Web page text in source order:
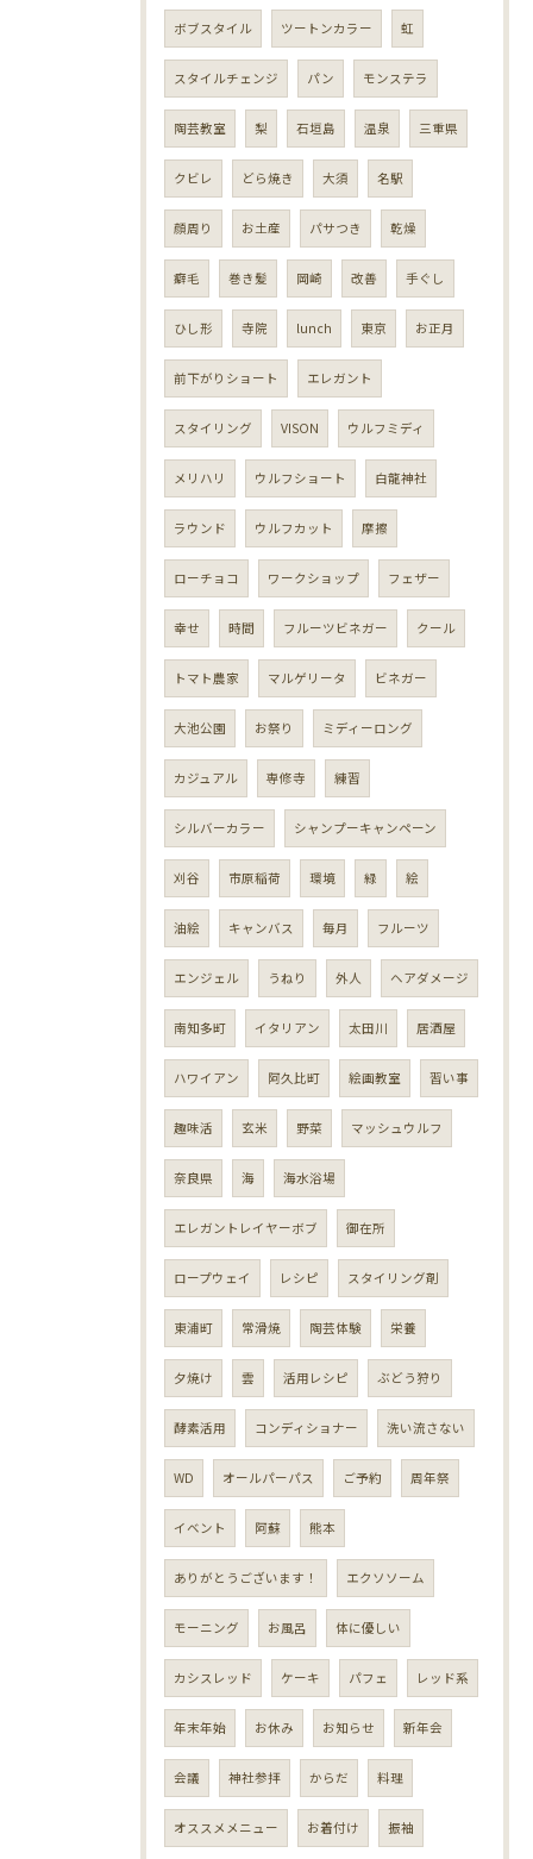
ボブスタイル ツートンカラー 虹
スタイルチェンジ パン モンステラ
陶芸教室 梨 石垣島 温泉 三重県
クビレ どら焼き 大須 名駅
顔周り お土産 パサつき 乾燥
癖毛 巻き髪 岡崎 改善 手ぐし
ひし形 寺院 lunch 東京 お正月
前下がりショート エレガント
スタイリング VISON ウルフミディ
メリハリ ウルフショート 白龍神社
ラウンド ウルフカット 摩擦
ローチョコ ワークショップ フェザー
幸せ 時間 フルーツビネガー クール
トマト農家 マルゲリータ ビネガー
大池公園 お祭り ミディーロング
カジュアル 専修寺 練習
シルバーカラー シャンプーキャンペーン
刈谷 市原稲荷 環境 緑 絵
油絵 キャンバス 毎月 フルーツ
エンジェル うねり 外人 ヘアダメージ
南知多町 イタリアン 太田川 居酒屋
ハワイアン 阿久比町 絵画教室 習い事
趣味活 玄米 野菜 マッシュウルフ
奈良県 海 海水浴場
エレガントレイヤーボブ 御在所
ロープウェイ レシピ スタイリング剤
東浦町 常滑焼 陶芸体験 栄養
夕焼け 雲 活用レシピ ぶどう狩り
酵素活用 コンディショナー 洗い流さない
WD オールパーパス ご予約 周年祭
イベント 阿蘇 熊本
ありがとうございます！ エクソソーム
モーニング お風呂 体に優しい
カシスレッド ケーキ パフェ レッド系
年末年始 お休み お知らせ 新年会
会議 神社参拝 からだ 料理
オススメメニュー お着付け 振袖